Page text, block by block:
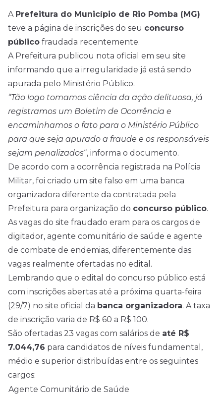
A Prefeitura do Município de Rio Pomba (MG)
teve a página de inscrições do seu concurso
público fraudada recentemente.
A Prefeitura publicou nota oficial em seu site
informando que a irregularidade já está sendo
apurada pelo Ministério Público.
“Tão logo tomamos ciência da ação delituosa, já
registramos um Boletim de Ocorrência e
encaminhamos o fato para o Ministério Público
para que seja apurado a fraude e os responsáveis
sejam penalizados“, informa o documento.
De acordo com a ocorrência registrada na Polícia
Militar, foi criado um site falso em uma banca
organizadora diferente da contratada pela
Prefeitura para organização do concurso público.
As vagas do site fraudado eram para os cargos de
digitador, agente comunitário de saúde e agente
de combate de endemias, diferentemente das
vagas realmente ofertadas no edital .
Lembrando que o edital do concurso público está
com inscrições abertas até a próxima quarta-feira
(29/7) no site oficial da banca organizadora. A taxa
de inscrição varia de R$ 60 a R$ 100.
São ofertadas 23 vagas com salários de até R$
7.044,76 para candidatos de níveis fundamental,
médio e superior distribuídas entre os seguintes
cargos:
Agente Comunitário de Saúde